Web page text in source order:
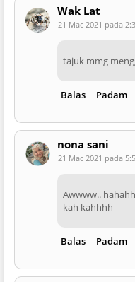
Wak Lat
21 Mac 2021 pada
tajuk mmg
Balas Padam
nona sani
21 Mac 2021 pada
Awwww..
kah kahhhh
Balas Padam